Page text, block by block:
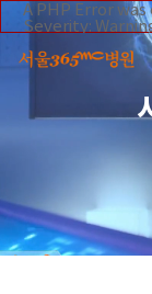
A PHP Error
Severity:
Message:
Filename: _inc/
Line Number:
/home/
Function:
/home/
Line: 295
Function:
File:
/home/
본문 바로가기